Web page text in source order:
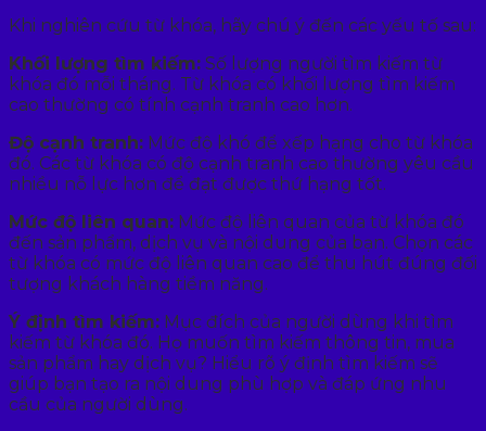
Khi nghiên cứu từ khóa, hãy chú ý đến các yếu tố sau:
Khối lượng tìm kiếm: Số lượng người tìm kiếm từ
khóa đó mỗi tháng. Từ khóa có khối lượng tìm kiếm
cao thường có tính cạnh tranh cao hơn.
Độ cạnh tranh: Mức độ khó để xếp hạng cho từ khóa
đó. Các từ khóa có độ cạnh tranh cao thường yêu cầu
nhiều nỗ lực hơn để đạt được thứ hạng tốt.
Mức độ liên quan: Mức độ liên quan của từ khóa đó
đến sản phẩm, dịch vụ và nội dung của bạn. Chọn các
từ khóa có mức độ liên quan cao để thu hút đúng đối
tượng khách hàng tiềm năng.
Ý định tìm kiếm: Mục đích của người dùng khi tìm
kiếm từ khóa đó. Họ muốn tìm kiếm thông tin, mua
sản phẩm hay dịch vụ? Hiểu rõ ý định tìm kiếm sẽ
giúp bạn tạo ra nội dung phù hợp và đáp ứng nhu
cầu của người dùng.